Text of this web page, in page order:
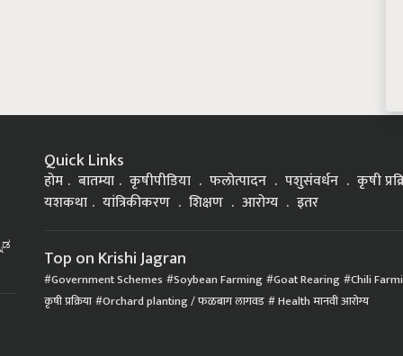
Quick Links
होम बातम्या कृषीपीडिया फलोत्पादन पशुसंवर्धन
कृषी
यशकथा
यांत्रिकीकरण शिक्षण आरोग्य इतर
Top on Krishi Jagran
Government Schemes Soybean Farming Goat Rearing Chili
कृषी प्रक्रिया Orchard planting / फळबाग लागवड Health मानवी आरोग्य